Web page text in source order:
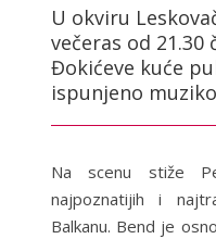
U okviru
večeras od 21.30
Đokićeve kuće
ispunjeno
Na scenu stiže
najpoznatijih i
Balkanu. Bend je